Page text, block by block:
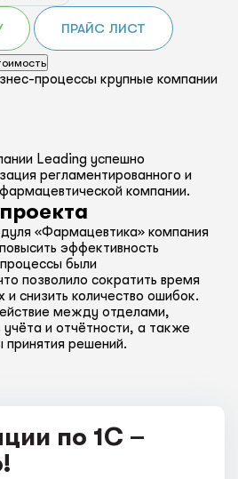
ПРАЙС ЛИСТ
процессы крупные компании
Leading успешно
регламентированного и
компании.
«Фармацевтика» компания
эффективность
были
позволило сократить время
снизить количество ошибок.
между отделами,
учёта и отчётности, а также
принятия решений.
по 1С –